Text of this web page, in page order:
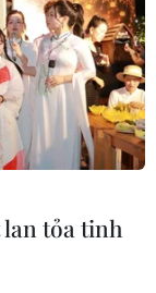
quyền
động lực quan
trọng yếu
tỏa tinh